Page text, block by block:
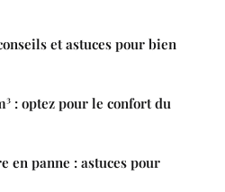
et astuces pour bien
: optez pour le confort du
en panne : astuces pour